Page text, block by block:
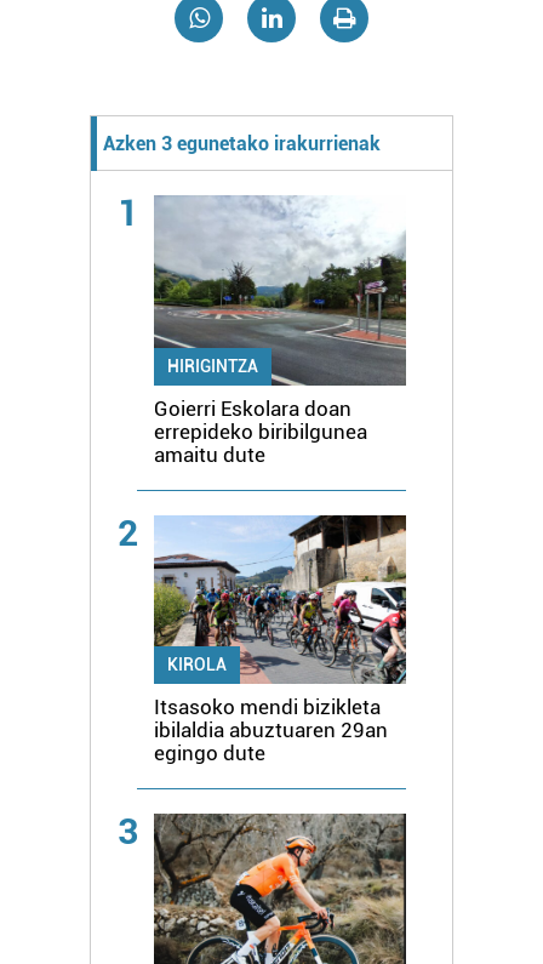
Azken 3 egunetako irakurrienak
1
HIRIGINTZA
Goierri Eskolara doan
errepideko biribilgunea
amaitu dute
2
KIROLA
Itsasoko mendi bizikleta
ibilaldia abuztuaren 29an
egingo dute
3